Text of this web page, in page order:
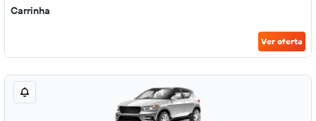
Carrinha
Ver oferta